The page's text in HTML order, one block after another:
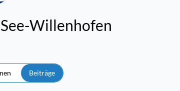
Willenhofen
Beiträge